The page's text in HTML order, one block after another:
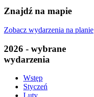
Znajdź na mapie
Zobacz wydarzenia na planie
2026 - wybrane
wydarzenia
Wstęp
Styczeń